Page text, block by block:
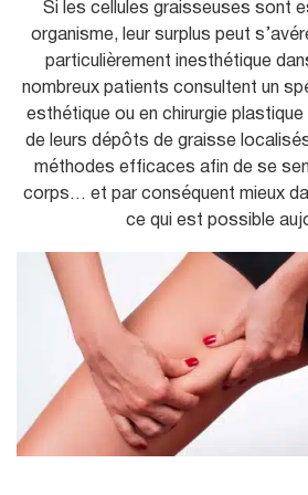
Si les cellules graisseuses sont
organisme, leur surplus peut
particulièrement inesthétique
nombreux patients consultent un
esthétique ou en chirurgie
de leurs dépôts de graisse
méthodes efficaces afin de se
corps… et par conséquent mieux
ce qui est possible